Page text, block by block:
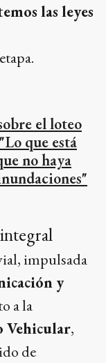
las leyes
el loteo
que está
no haya
impulsada
y
a la
Vehicular,
de